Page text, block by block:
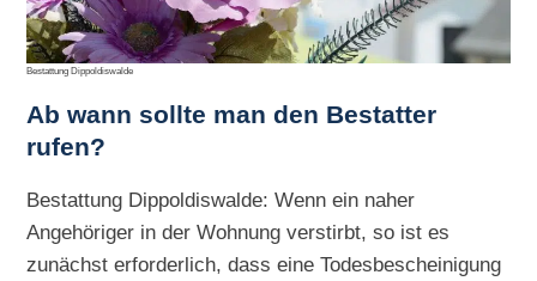
Bestattung Dippoldiswalde
Ab wann sollte man den Bestatter
rufen?
Bestattung Dippoldiswalde: Wenn ein naher
Angehöriger in der Wohnung verstirbt, so ist es
zunächst erforderlich, dass eine Todesbescheinigung